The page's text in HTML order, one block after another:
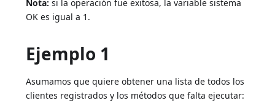
Nota: si la operación fue exitosa, la variable sistema
OK es igual a 1.
Ejemplo 1
Asumamos que quiere obtener una lista de todos los
clientes registrados y los métodos que falta ejecutar: